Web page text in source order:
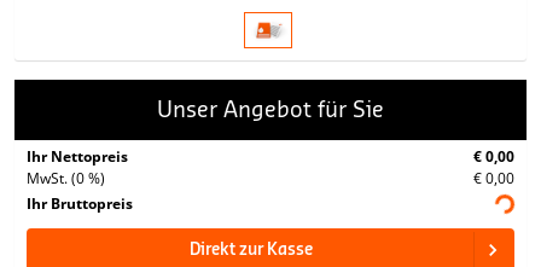
Unser Angebot für Sie
Ihr Nettopreis
€ 0,00
MwSt. (0 %)
€ 0,00
Ihr Bruttopreis
Direkt zur Kasse